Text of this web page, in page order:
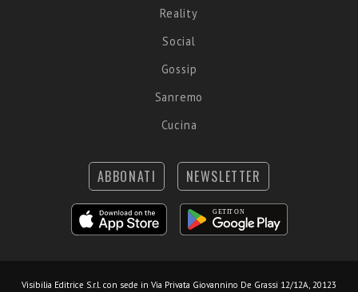
Reality
Social
Gossip
Sanremo
Cucina
ABBONATI NEWSLETTER
Visibilia Editrice S.r.l. con sede in Via Privata Giovannino De Grassi 12/12A, 20123